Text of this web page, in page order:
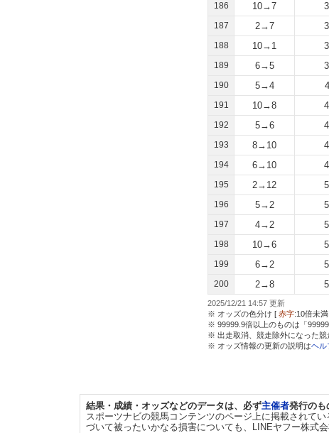
186 10→7
187 2→7
188 10→1
189 6→5
190 5→4
191 10→8
192 5→6
193 8→10
194 6→10
195 2→12
196 5→2
197 4→2
198 10→6
199 6→2
200 2→8
2025/12/21 14:57 更新
※ オッズの色分け [ 赤字:10倍未満
※ 99999.9倍以上のものは「
※ 出走取消、競走除外になった競
※ オッズ情報の更新の説明はヘル
結果・成績・オッズなどのデータは、必ず主催者発行のも
スポーツナビの競馬コンテンツのページ上に掲載されて
づいて被ったいかなる損害についても、LINEヤフー株式